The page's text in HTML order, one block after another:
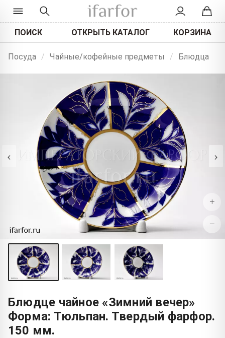
ПОИСК ОТКРЫТЬ КАТАЛОГ КОРЗИНА
Посуда / Чайные/кофейные предметы / Блюдца
‹ ›
+
−
Блюдце чайное «Зимний вечер»
Форма: Тюльпан. Твердый фарфор.
150 мм.